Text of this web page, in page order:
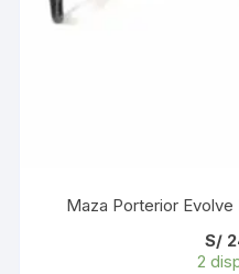
Maza Porterior Evolve
S/
2